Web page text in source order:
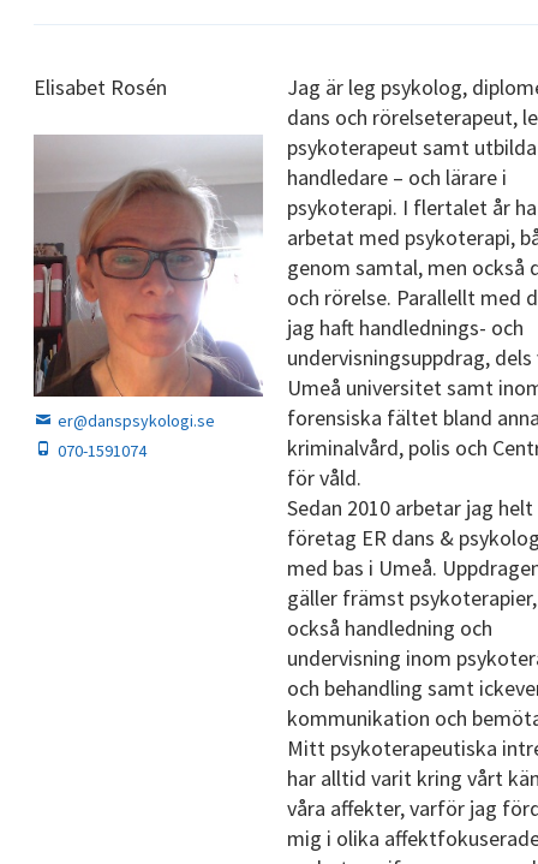
Elisabet Rosén
er@danspsykologi.se
070-1591074
Jag är leg psykolog,
dans och rörelseterapeut,
psykoterapeut samt
handledare – och lärare i
psykoterapi. I flertalet år
arbetat med psykoterapi,
genom samtal, men också
och rörelse. Parallellt med
jag haft handlednings- och
undervisningsuppdrag, dels
Umeå universitet samt
forensiska fältet bland
kriminalvård, polis och
för våld.
Sedan 2010 arbetar jag
företag ER dans &
med bas i Umeå.
gäller främst
också handledning och
undervisning inom
och behandling samt
kommunikation och
Mitt psykoterapeutiska
har alltid varit kring vårt
våra affekter, varför jag
mig i olika